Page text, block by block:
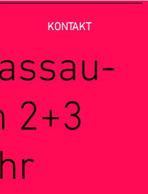
KONTAKT
2+3